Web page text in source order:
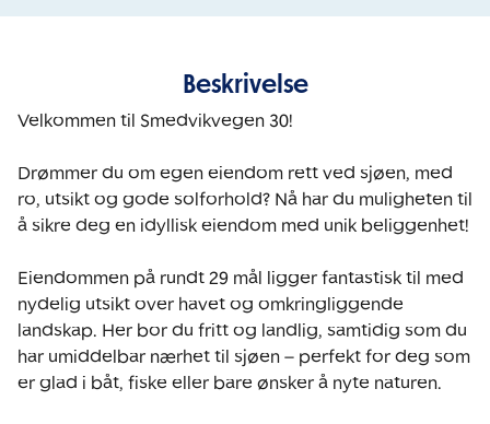
Beskrivelse
Velkommen til Smedvikvegen 30!
Drømmer du om egen eiendom rett ved sjøen, med
ro, utsikt og gode solforhold? Nå har du muligheten til
å sikre deg en idyllisk eiendom med unik beliggenhet!
Eiendommen på rundt 29 mål ligger fantastisk til med
nydelig utsikt over havet og omkringliggende
landskap. Her bor du fritt og landlig, samtidig som du
har umiddelbar nærhet til sjøen – perfekt for deg som
er glad i båt, fiske eller bare ønsker å nyte naturen.